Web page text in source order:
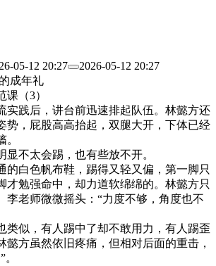
05-12 20:27
2026-05-12 20:27
成年礼
（3）
实践后，讲台前迅速排起队伍。林懿方还
势，屁股高高抬起，双腿大开，下体已经
显不太会踢，也有些放不开。
的白色帆布鞋，踢得又轻又偏，第一脚只
才勉强命中，却力道软绵绵的。林懿方只
李老师微微摇头：“力度不够，角度也不
类似，有人踢中了却不敢用力，有人踢歪
懿方虽然依旧疼痛，但相对后面的重击，